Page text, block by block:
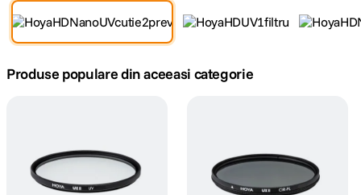
3. trepied telefon
7. card memorie
Produse populare din aceeasi categorie